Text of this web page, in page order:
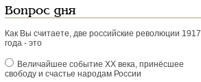
Вопрос дня
Как Вы считаете, две российские революции 1917
года - это
Величайшее событие ХХ века, принёсшее
свободу и счастье народам России